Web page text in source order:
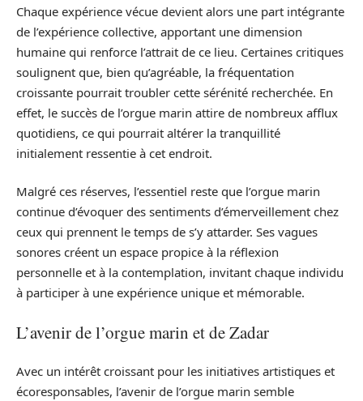
Chaque expérience vécue devient alors une part intégrante
de l’expérience collective, apportant une dimension
humaine qui renforce l’attrait de ce lieu. Certaines critiques
soulignent que, bien qu’agréable, la fréquentation
croissante pourrait troubler cette sérénité recherchée. En
effet, le succès de l’orgue marin attire de nombreux afflux
quotidiens, ce qui pourrait altérer la tranquillité
initialement ressentie à cet endroit.
Malgré ces réserves, l’essentiel reste que l’orgue marin
continue d’évoquer des sentiments d’émerveillement chez
ceux qui prennent le temps de s’y attarder. Ses vagues
sonores créent un espace propice à la réflexion
personnelle et à la contemplation, invitant chaque individu
à participer à une expérience unique et mémorable.
L’avenir de l’orgue marin et de Zadar
Avec un intérêt croissant pour les initiatives artistiques et
écoresponsables, l’avenir de l’orgue marin semble